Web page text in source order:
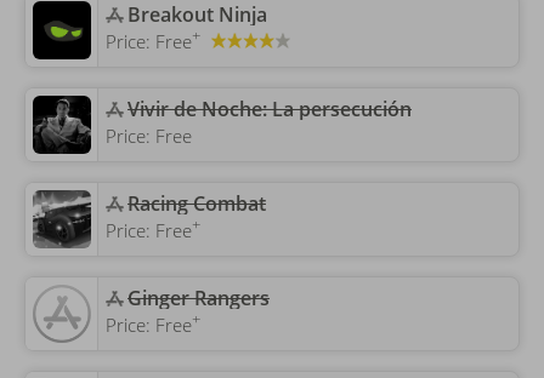
‎Breakout Ninja
Price: Free+
Vivir de Noche: La persecución
Price: Free
Racing Combat
Price: Free+
‎Ginger Rangers
Price: Free+